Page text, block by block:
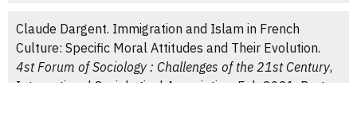
singulière de 2017.
L'Année Sociologique , 2021, Vol. 71
(2), pp.369-398.⟨10.3917/anso.212.0369⟩ . ⟨hal-
04042251⟩
Claude Dargent. Immigration and Islam in French
Culture: Specific Moral Attitudes and Their Evolution.
4st Forum of Sociology : Challenges of the 21st Century,
International Sociological Association, Feb 2021, Porto